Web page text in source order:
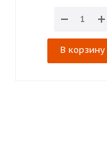
В корзину